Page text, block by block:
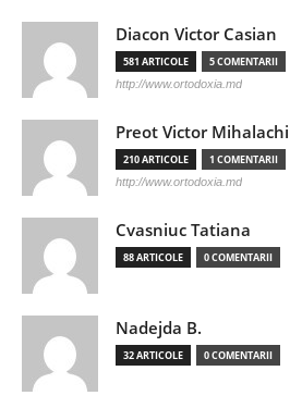
Diacon Victor Casian
581 ARTICOLE 5 COMENTARII
http://www.ortodoxia.md
Preot Victor Mihalachi
210 ARTICOLE 1 COMENTARII
http://www.ortodoxia.md
Cvasniuc Tatiana
88 ARTICOLE 0 COMENTARII
Nadejda B.
32 ARTICOLE 0 COMENTARII